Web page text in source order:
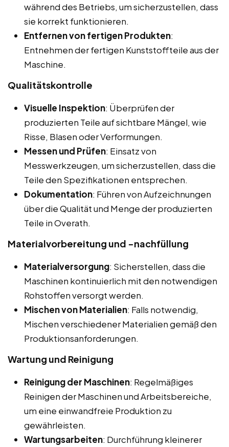
während des Betriebs, um sicherzustellen, dass
sie korrekt funktionieren.
Entfernen von fertigen Produkten:
Entnehmen der fertigen Kunststoffteile aus der
Maschine.
Qualitätskontrolle
Visuelle Inspektion: Überprüfen der
produzierten Teile auf sichtbare Mängel, wie
Risse, Blasen oder Verformungen.
Messen und Prüfen: Einsatz von
Messwerkzeugen, um sicherzustellen, dass die
Teile den Spezifikationen entsprechen.
Dokumentation: Führen von Aufzeichnungen
über die Qualität und Menge der produzierten
Teile in Overath.
Materialvorbereitung und -nachfüllung
Materialversorgung: Sicherstellen, dass die
Maschinen kontinuierlich mit den notwendigen
Rohstoffen versorgt werden.
Mischen von Materialien: Falls notwendig,
Mischen verschiedener Materialien gemäß den
Produktionsanforderungen.
Wartung und Reinigung
Reinigung der Maschinen: Regelmäßiges
Reinigen der Maschinen und Arbeitsbereiche,
um eine einwandfreie Produktion zu
gewährleisten.
Wartungsarbeiten: Durchführung kleinerer